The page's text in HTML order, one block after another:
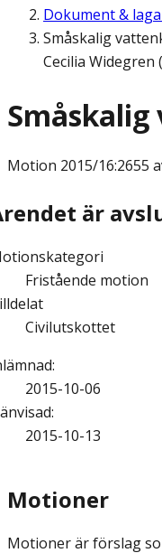
Dokument &
Småskalig
Cecilia Widegren
Motion 2015/16:2655
är
Fristående motion
Civilutskottet
:
2015-10-06
:
2015-10-13
Motioner
Motioner är förslag